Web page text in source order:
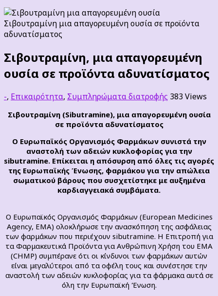
Σιβουτραμίνη μια απαγορευμένη ουσία σε προϊόντα
αδυνατίσματος
Σιβουτραμίνη, μια απαγορευμένη
ουσία σε προϊόντα αδυνατίσματος
-, Επικαιρότητα, Συμπληρώματα διατροφής 383 Views
Σιβουτραμίνη (Sibutramine), μια απαγορευμένη ουσία
σε προϊόντα αδυνατίσματος
Ο Ευρωπαϊκός Οργανισμός Φαρμάκων συνιστά την
αναστολή των αδειών κυκλοφορίας για την
sibutramine. Επίκειται η απόσυρση από όλες τις αγορές
της Ευρωπαϊκής Ένωσης, φαρμάκου για την απώλεια
σωματικού βάρους που συσχετίστηκε με αυξημένα
καρδιαγγειακά συμβάματα.
Ο Ευρωπαϊκός Οργανισμός Φαρμάκων (European Medicines
Agency, ΕΜΑ) ολοκλήρωσε την ανασκόπηση της ασφάλειας
των φαρμάκων που περιέχουν sibutramine. Η Επιτροπή για
τα Φαρμακευτικά Προϊόντα για Ανθρώπινη Χρήση του ΕΜΑ
(CHMP) συμπέρανε ότι οι κίνδυνοι των φαρμάκων αυτών
είναι μεγαλύτεροι από τα οφέλη τους και συνέστησε την
αναστολή των αδειών κυκλοφορίας για τα φάρμακα αυτά σε
όλη την Ευρωπαϊκή Ένωση.